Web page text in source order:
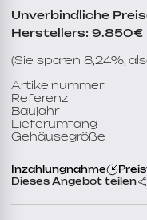
Unverbindliche
Herstellers: 9.850€
(Sie sparen 8,24%,
Artikelnummer
Referenz
Baujahr
Lieferumfang
Gehäusegröße
Inzahlungnahme
Dieses Angebot teilen